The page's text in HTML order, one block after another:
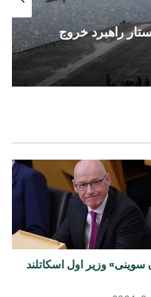
راهبرد خروج
سوینی» وزیر اول اسکاتلند